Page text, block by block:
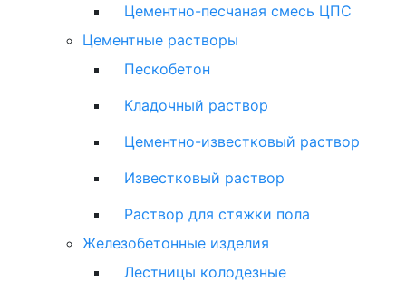
Цементно-песчаная смесь ЦПС
Цементные растворы
Пескобетон
Кладочный раствор
Цементно-известковый раствор
Известковый раствор
Раствор для стяжки пола
Железобетонные изделия
Лестницы колодезные